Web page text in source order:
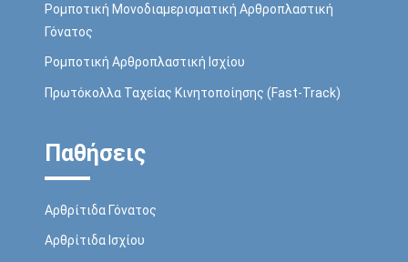
Ρομποτική Μονοδιαμερισματική Αρθροπλαστική
Γόνατος
Ρομποτική Αρθροπλαστική Ισχίου
Πρωτόκολλα Ταχείας Κινητοποίησης (Fast-Track)
Παθήσεις
Αρθρίτιδα Γόνατος
Αρθρίτιδα Ισχίου